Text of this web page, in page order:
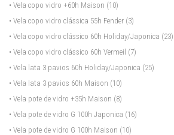
• Vela copo vidro +60h Maison (10)
• Vela copo vidro clássica 55h Fender (3)
• Vela copo vidro clássico 60h Holiday/Japonica (23)
• Vela copo vidro clássico 60h Vermeil (7)
• Vela lata 3 pavios 60h Holiday/Japonica (25)
• Vela lata 3 pavios 60h Maison (10)
• Vela pote de vidro +35h Maison (8)
• Vela pote de vidro G 100h Japonica (16)
• Vela pote de vidro G 100h Maison (10)